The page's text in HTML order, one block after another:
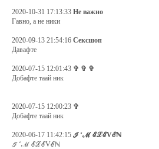
2020-10-31 17:13:33 Не важно
Гавно, а не ники
2020-09-13 21:54:16 Сексшоп
Давафте
2020-07-15 12:01:43 ✞ ✞ ✞
Добафте таай ник
2020-07-15 12:00:23 ✞
Добафте таай ник
2020-06-17 11:42:15 ℐ ‘ℳ ℰℒℰVℰℕ
ℐ ‘ℳ ℰℒℰVℰℕ